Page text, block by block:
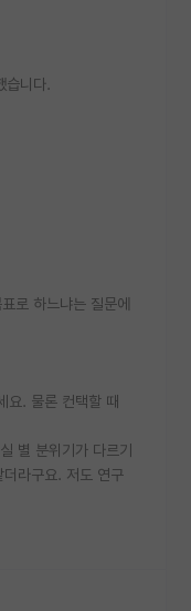
습니다.
로 하느냐는 질문에
요. 물론 컨택할 때
별 분위기가 다르기
라구요. 저도 연구